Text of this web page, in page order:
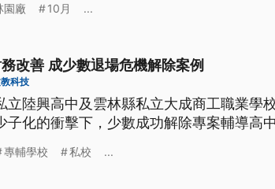
。
園廠 10月 ...
改善 成少數退場危機解除案例
科技
立陸興高中及雲林縣私立大成商工職業學
化的衝擊下，少數成功解除專案輔導高中
專輔學校 私校 ...